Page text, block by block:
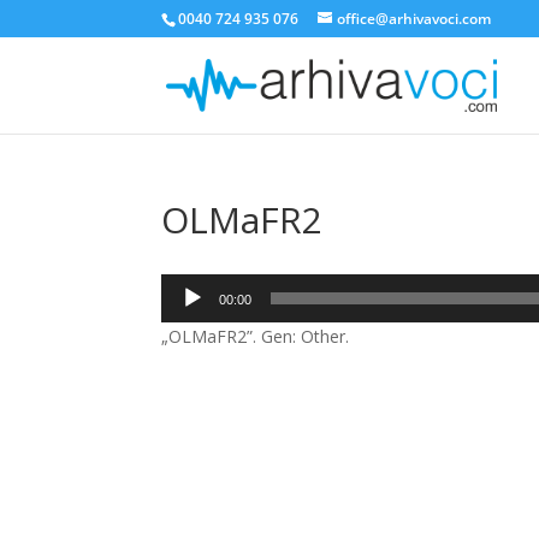
0040 724 935 076 office@arhivavoci.com
OLMaFR2
Player
audio
00:00
„OLMaFR2”. Gen: Other.